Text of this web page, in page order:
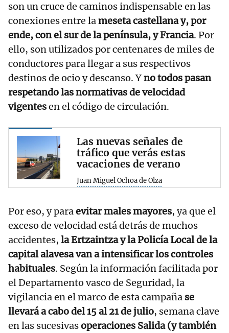
son un cruce de caminos indispensable en las
conexiones entre lameseta castellana y, por
ende, con el sur de la península, y Francia. Por
ello, son utilizados por centenares de miles de
conductores para llegar a sus respectivos
destinos de ocio y descanso. Yno todos pasan
respetando las normativas de velocidad
vigentesen el código de circulación.
Las nuevas señales de
tráfico que verás estas
vacaciones de verano
Juan Miguel Ochoa de Olza
Por eso, y paraevitar males mayores, ya que el
exceso de velocidad está detrás de muchos
accidentes, la Ertzaintza y la Policía Local de la
capital alavesa van a intensificar los controles
habituales. Según la información facilitada por
el Departamento vasco de Seguridad, la
vigilancia en el marco de esta campaña se
llevará a cabo del 15 al 21 de julio, semana clave
en las sucesivasoperaciones Salida (y también